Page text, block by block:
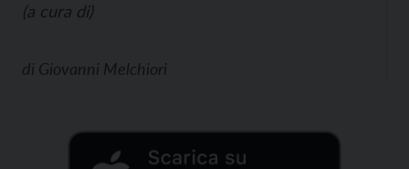
(a cura di)
di Giovanni Melchiori